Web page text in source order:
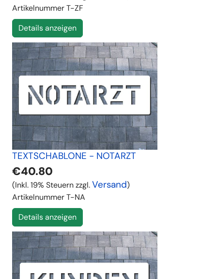
ArtikelnummerT-ZF
Details anzeigen
TEXTSCHABLONE - NOTARZT
€40.80
(Inkl. 19% Steuern zzgl.Versand)
ArtikelnummerT-NA
Details anzeigen